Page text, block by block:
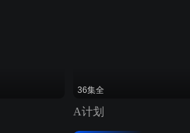
36集全
A计划